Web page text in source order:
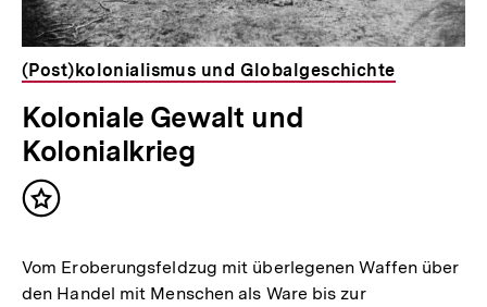
(Post)kolonialismus und Globalgeschichte
Koloniale Gewalt und
Kolonialkrieg
Inhalt
Vom Eroberungsfeldzug mit überlegenen Waffen über
den Handel mit Menschen als Ware bis zur